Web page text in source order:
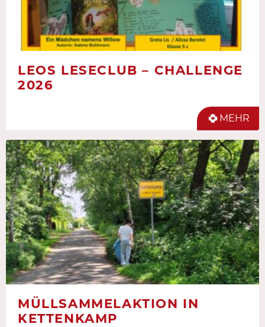
LEOS LESECLUB – CHALLENGE
2026
MEHR
MÜLLSAMMELAKTION IN
KETTENKAMP